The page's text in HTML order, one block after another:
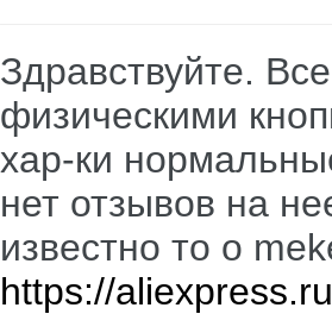
Здравствуйте.
физическими
хар-ки
нет отзывов на
известно то о
https://